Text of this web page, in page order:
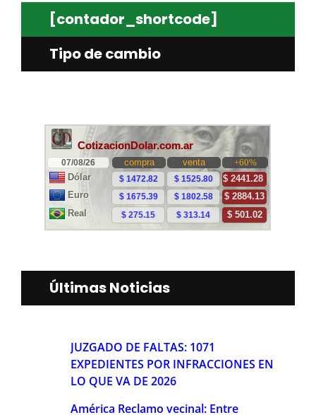
[contador_shortcode]
Tipo de cambio
Últimas Noticias
JUZGADO DE FALTAS: 1071
EXPEDIENTES POR INFRACCIONES EN
LO QUE VA DE 2026
América Reclamo vecinal: Entre